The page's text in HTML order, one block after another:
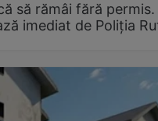
să rămâi fără permis.
imediat de Poliţia